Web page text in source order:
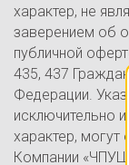
характер, не
заверением об
публичной
435, 437
Федерации.
исключительно
характер, могут
Компании